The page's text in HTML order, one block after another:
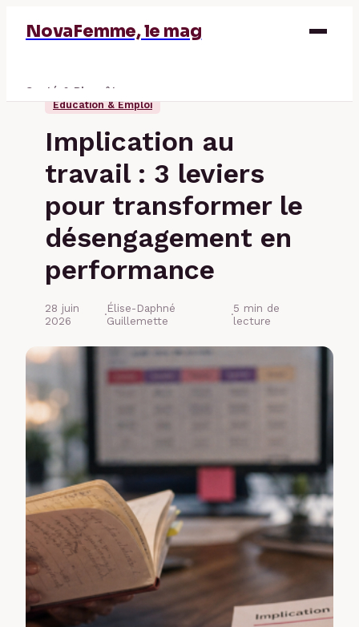
NovaFemme, le mag
Santé & Bien-être
Éducation & Emploi
Éducation & Emploi
Implication au
travail : 3 leviers
pour transformer le
désengagement en
performance
28 juin
2026
·Élise-Daphné
Guillemette
·5 min de
lecture